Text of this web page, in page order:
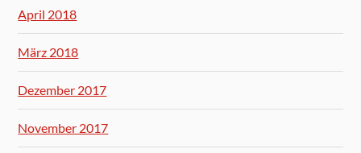
April 2018
März 2018
Dezember 2017
November 2017